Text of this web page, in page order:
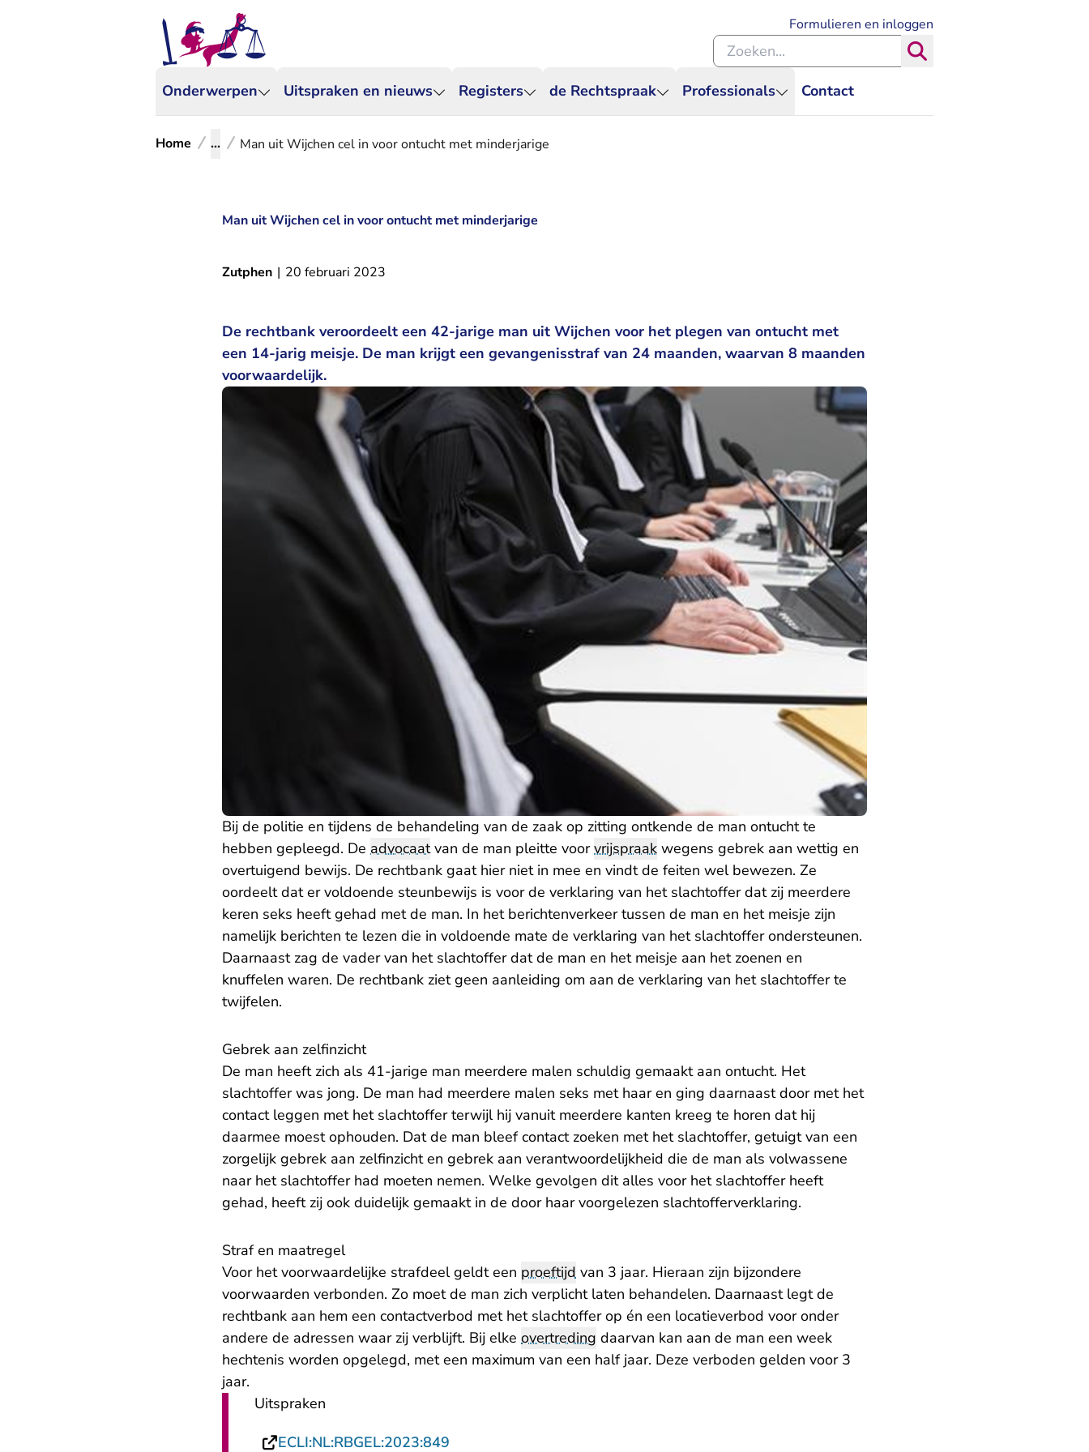
Onderwerpen Uitspraken en nieuws Registers de Rechtspraak Professionals Contact
Formulieren en inloggen
Zoeken binnen de Rechtspraak
Home ... Man uit Wijchen cel in voor ontucht met minderjarige
Man uit Wijchen cel in voor ontucht met minderjarige
Zutphen | 20 februari 2023
De rechtbank veroordeelt een 42-jarige man uit Wijchen voor het plegen van ontucht met
een 14-jarig meisje. De man krijgt een gevangenisstraf van 24 maanden, waarvan 8 maanden
voorwaardelijk.
Bij de politie en tijdens de behandeling van de zaak op zitting ontkende de man ontucht te
hebben gepleegd. De advocaatvan de man pleitte voorvrijspraak wegens gebrek aan wettig en
overtuigend bewijs. De rechtbank gaat hier niet in mee en vindt de feiten wel bewezen. Ze
oordeelt dat er voldoende steunbewijs is voor de verklaring van het slachtoffer dat zij meerdere
keren seks heeft gehad met de man. In het berichtenverkeer tussen de man en het meisje zijn
namelijk berichten te lezen die in voldoende mate de verklaring van het slachtoffer ondersteunen.
Daarnaast zag de vader van het slachtoffer dat de man en het meisje aan het zoenen en
knuffelen waren. De rechtbank ziet geen aanleiding om aan de verklaring van het slachtoffer te
twijfelen.
Gebrek aan zelfinzicht
De man heeft zich als 41-jarige man meerdere malen schuldig gemaakt aan ontucht. Het
slachtoffer was jong. De man had meerdere malen seks met haar en ging daarnaast door met het
contact leggen met het slachtoffer terwijl hij vanuit meerdere kanten kreeg te horen dat hij
daarmee moest ophouden. Dat de man bleef contact zoeken met het slachtoffer, getuigt van een
zorgelijk gebrek aan zelfinzicht en gebrek aan verantwoordelijkheid die de man als volwassene
naar het slachtoffer had moeten nemen. Welke gevolgen dit alles voor het slachtoffer heeft
gehad, heeft zij ook duidelijk gemaakt in de door haar voorgelezen slachtofferverklaring.
Straf en maatregel
Voor het voorwaardelijke strafdeel geldt een proeftijd van 3 jaar. Hieraan zijn bijzondere
voorwaarden verbonden. Zo moet de man zich verplicht laten behandelen. Daarnaast legt de
rechtbank aan hem een contactverbod met het slachtoffer op én een locatieverbod voor onder
andere de adressen waar zij verblijft. Bij elke overtreding daarvan kan aan de man een week
hechtenis worden opgelegd, met een maximum van een half jaar. Deze verboden gelden voor 3
jaar.
Uitspraken
ECLI:NL:RBGEL:2023:849